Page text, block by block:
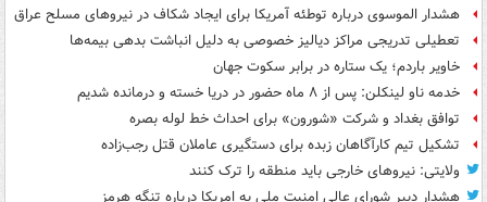
هشدار الموسوی درباره توطئه آمریکا برای ایجاد شکاف در نیروهای مسلح عراق
تعطیلی تدریجی مراکز دیالیز خصوصی به دلیل انباشت بدهی بیمه‌ها
خاویر باردم؛ یک ستاره در برابر سکوت جهان
خدمه ناو لینکلن: پس از ۸ ماه حضور در دریا خسته و درمانده‌ شدیم
توافق بغداد و شرکت «شورون» برای احداث خط لوله بصره
تشکیل تیم کارآگاهان زبده برای دستگیری عاملان قتل رجب‌زاده
ولایتی: نیروهای خارجی باید منطقه را ترک کنند
هشدار دبیر شورای عالی امنیت ملی به امریکا درباره تنگه هرمز